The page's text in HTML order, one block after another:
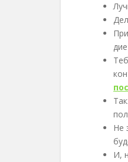
Не
И,